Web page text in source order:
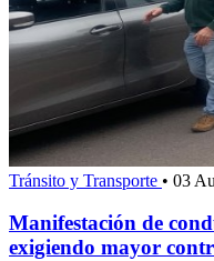
Tránsito y Transporte • 03
Manifestación de
exigiendo mayor